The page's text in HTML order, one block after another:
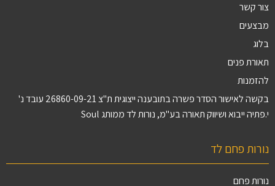
צור קשר
מבצעים
בלוג
תאורת פנים
להזמנות
בקשה לאישור הסדר פשרה בתובענה ייצוגית ת"צ 26860-09-21 עובד נ'
י.פתיה ייבוא ושיווק תאורה בע"מ, נורות לד ממותג Soul
נורות פחם לד
נורות פחם